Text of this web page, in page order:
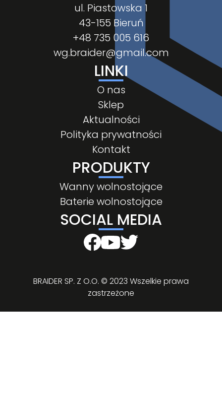
ul. Piastowska 1
43-155 Bieruń
+48 735 005 616
wg.braider@gmail.com
LINKI
O nas
Sklep
Aktualności
Polityka prywatności
Kontakt
PRODUKTY
Wanny wolnostojące
Baterie wolnostojące
SOCIAL MEDIA
BRAIDER SP. Z O.O. © 2023 Wszelkie prawa
zastrzeżone